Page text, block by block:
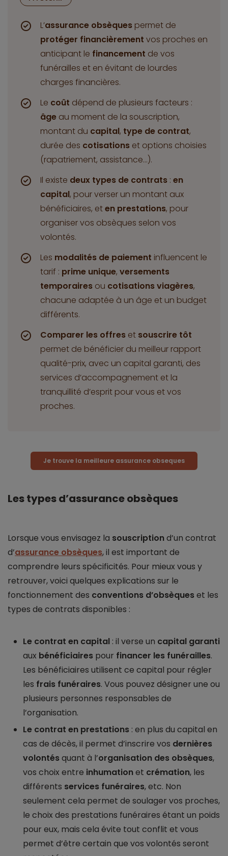
L’assurance obsèques permet de
protéger financièrement vos proches en
anticipant le financement de vos
funérailles et en évitant de lourdes
charges financières.
Le coût dépend de plusieurs facteurs :
âge au moment de la souscription,
montant du capital, type de contrat,
durée des cotisations et options choisies
(rapatriement, assistance…).
Il existe deux types de contrats : en
capital, pour verser un montant aux
bénéficiaires, eten prestations, pour
organiser vos obsèques selon vos
volontés.
Les modalités de paiement influencent le
tarif : prime unique, versements
temporaires ou cotisations viagères,
chacune adaptée à un âge et un budget
différents.
Comparer les offres et souscrire tôt
permet de bénéficier du meilleur rapport
qualité-prix, avec un capital garanti, des
services d’accompagnement et la
tranquillité d’esprit pour vous et vos
proches.
Je trouve la meilleure assurance obseques
Les types d’assurance obsèques
Lorsque vous envisagez la souscriptiond’un contrat
d’assurance obsèques, il est important de
comprendre leurs spécificités. Pour mieux vous y
retrouver, voici quelques explications sur le
fonctionnement des conventions d’obsèqueset les
types de contrats disponibles :
Le contrat en capital : il verse un capital garanti
aux bénéficiaires pour financer les funérailles.
Les bénéficiaires utilisent ce capital pour régler
les frais funéraires. Vous pouvez désigner une ou
plusieurs personnes responsables de
l’organisation.
Le contrat en prestations : en plus du capital en
cas de décès, il permet d’inscrire vos dernières
volontésquant à l’organisation des obsèques,
vos choix entre inhumationet crémation, les
différents services funéraires, etc. Non
seulement cela permet de soulager vos proches,
le choix des prestations funéraires étant un poids
pour eux, mais cela évite tout conflit et vous
permet d’être certain que vos volontés seront